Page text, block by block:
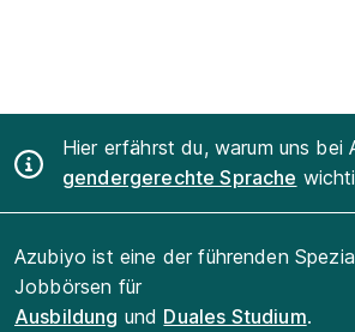
Hier erfährst du, warum uns bei
gendergerechte Sprache
Azubiyo ist eine der führenden
Jobbörsen für
Ausbildung und Duales Studium.